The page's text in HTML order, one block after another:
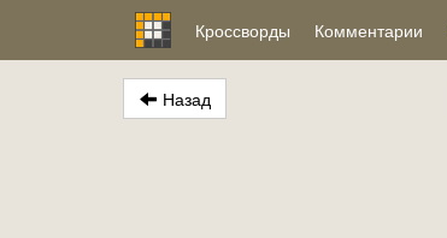
Кроссворды Комментарии
Назад